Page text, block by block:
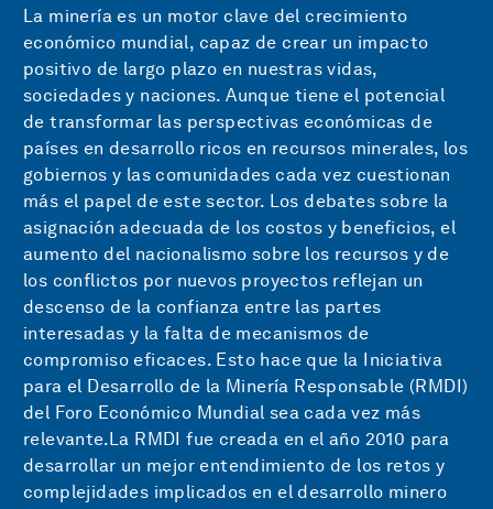
La minería es un motor clave del crecimiento
económico mundial, capaz de crear un impacto
positivo de largo plazo en nuestras vidas,
sociedades y naciones. Aunque tiene el potencial
de transformar las perspectivas económicas de
países en desarrollo ricos en recursos minerales, los
gobiernos y las comunidades cada vez cuestionan
más el papel de este sector. Los debates sobre la
asignación adecuada de los costos y beneficios, el
aumento del nacionalismo sobre los recursos y de
los conflictos por nuevos proyectos reflejan un
descenso de la confianza entre las partes
interesadas y la falta de mecanismos de
compromiso eficaces. Esto hace que la Iniciativa
para el Desarrollo de la Minería Responsable (RMDI)
del Foro Económico Mundial sea cada vez más
relevante.La RMDI fue creada en el año 2010 para
desarrollar un mejor entendimiento de los retos y
complejidades implicados en el desarrollo minero